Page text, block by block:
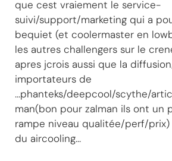
que cest vraiement le service-
suivi/support/marketing qui a
bequiet (et coolermaster en
les autres challengers sur le
apres jcrois aussi que la
importateurs de
...phanteks/deepcool/scythe/
man(bon pour zalman ils ont un
rampe niveau qualitée/perf/prix)
du aircooling...